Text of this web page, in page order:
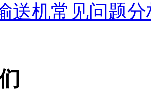
送机常见问题